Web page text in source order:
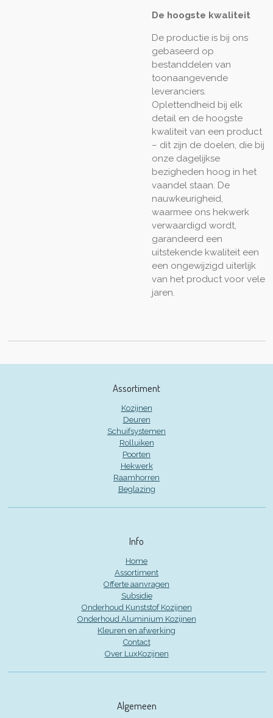
De hoogste kwaliteit
De productie is bij ons
gebaseerd op
bestanddelen van
toonaangevende
leveranciers.
Oplettendheid bij elk
detail en de hoogste
kwaliteit van een product
– dit zijn de doelen, die bij
onze dagelijkse
bezigheden hoog in het
vaandel staan. De
nauwkeurigheid,
waarmee ons hekwerk
verwaardigd wordt,
garandeerd een
uitstekende kwaliteit een
een ongewijzigd uiterlijk
van het product voor vele
jaren.
Assortiment
Kozijnen
Deuren
Schuifsystemen
Rolluiken
Poorten
Hekwerk
Raamhorren
Beglazing
Info
Home
Assortiment
Offerte aanvragen
Subsidie
Onderhoud Kunststof Kozijnen
Onderhoud Aluminium Kozijnen
Kleuren en afwerking
Contact
Over LuxKozijnen
Algemeen